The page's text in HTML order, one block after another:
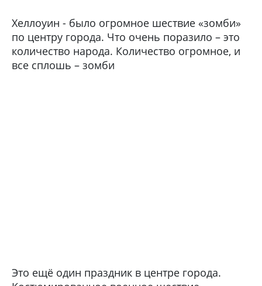
Хеллоуин - было огромное шествие «зомби»
по центру города. Что очень поразило – это
количество народа. Количество огромное, и
все сплошь – зомби
Это ещё один праздник в центре города.